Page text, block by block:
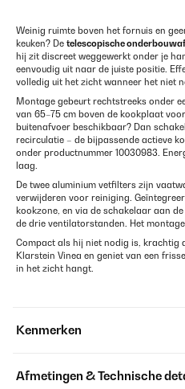
Weinig ruimte boven het fornuis en
keuken? De telescopische
hij zit discreet weggewerkt onder je
eenvoudig uit naar de juiste positie.
volledig uit het zicht wanneer het niet
Montage gebeurt rechtstreeks onder
van 65–75 cm boven de kookplaat
buitenafvoer beschikbaar? Dan
recirculatie – de bijpassende actieve
onder productnummer 10030983.
laag.
De twee aluminium vetfilters zijn
verwijderen voor reiniging.
kookzone, en via de schakelaar aan
de drie ventilatorstanden. Het
Compact als hij niet nodig is, krachtig
Klarstein Vinea en geniet van een
in het zicht hangt.
Kenmerken
Afmetingen & Technische